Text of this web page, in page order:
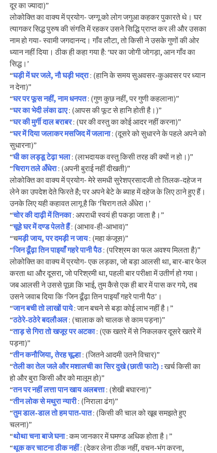
दूर का ज्यादा)”
लोकोक्ति का वाक्य में प्रयोग- जग्गू को लोग जगुआ कहकर पुकारते थे। घर
त्यागकर सिद्ध पुरुष की संगति में रहकर उसने सिद्धि प्राप्त कर ली और उसका
नाम हो गया- स्वामी जगदानन्द। गाँव लौटा, तो किसी ने उसके गुणों की ओर
ध्यान नहीं दिया। ठीक ही कहा गया है: ‘घर का जोगी जोगड़ा, आन गाँव का
सिद्ध।’
“घड़ी में घर जले, नौ घड़ी भद्रा: (हानि के समय सुअवसर-कुअवसर पर ध्यान
न देना)”
“घर पर फूस नहीं, नाम धनपत: (गुण कुछ नहीं, पर गुणी कहलाना)”
“घर का भेदी लंका ढाए: (आपस की फूट से हानि होती है।)”
“घर की मुर्गी दाल बराबर: (घर की वस्तु का कोई आदर नहीं करना)”
“घर में दिया जलाकर मसजिद में जलाना: (दूसरे को सुधारने के पहले अपने को
सुधारना)”
“घी का लड्डू टेढ़ा भला: (लाभदायक वस्तु किसी तरह की क्यों न हो।)”
“चिराग तले अँधेरा: (अपनी बुराई नहीं दीखती)”
लोकोक्ति का वाक्य में प्रयोग- मेरे समधी सुरेशप्रसादजी तो तिलक-दहेज न
लेने का उपदेश देते फिरते है; पर अपने बेटे के ब्याह में दहेज के लिए ठाने हुए हैं।
उनके लिए यही कहावत लागू है कि ‘चिराग तले अँधेरा।’
“चोर की दाढ़ी में तिनका: अपराधी स्वयं ही पकड़ा जाता है।”
“चूहे घर में दण्ड पेलते हैं: (आभाव-ही-आभाव)”
“चमड़ी जाय, पर दमड़ी न जाय: (महा कंजूस)”
“जिन ढूँढ़ा तिन पाइयाँ गहरे पानी पैठ: (परिश्रम का फल अवश्य मिलता है)”
लोकोक्ति का वाक्य में प्रयोग- एक लड़का, जो बड़ा आलसी था, बार-बार फेल
करता था और दूसरा, जो परिश्रमी था, पहली बार परीक्षा में उतीर्ण हो गया।
जब आलसी ने उससे पूछा कि भाई, तुम कैसे एक ही बार में पास कर गये, तब
उसने जवाब दिया कि ‘जिन ढूँढ़ा तिन पाइयाँ गहरे पानी पैठ’।
“जान बची तो लाखों पाये: जान बचने से बड़ा कोई लाभ नहीं है।”
“ठठेरे-ठठेरे बदलौअल: (चालाक को चालक से काम पड़ना)”
“ताड़ से गिरा तो खजूर पर अटका: (एक खतरे में से निकलकर दूसरे खतरे में
पड़ना)”
“तीन कनौजिया, तेरह चूल्हा: (जितने आदमी उतने विचार)”
“तेली का तेल जले और मशालची का सिर दुखे (छाती फाटे) :खर्च किसी का
हो और बुरा किसी और को मालूम हो)”
“तन पर नहीं लत्ता पान खाय अलबत्ता: (शेखी बघारना)”
“तीन लोक से मथुरा न्यारी: (निराला ढंग)”
“तुम डाल-डाल तो हम पात-पात: (किसी की चाल को खूब समझते हुए
चलना)”
“थोथा चना बाजे घना: कम जानकार में घमण्ड अधिक होता है।”
“थूक कर चाटना ठीक नहीं: (देकर लेना ठीक नहीं, वचन-भंग करना,